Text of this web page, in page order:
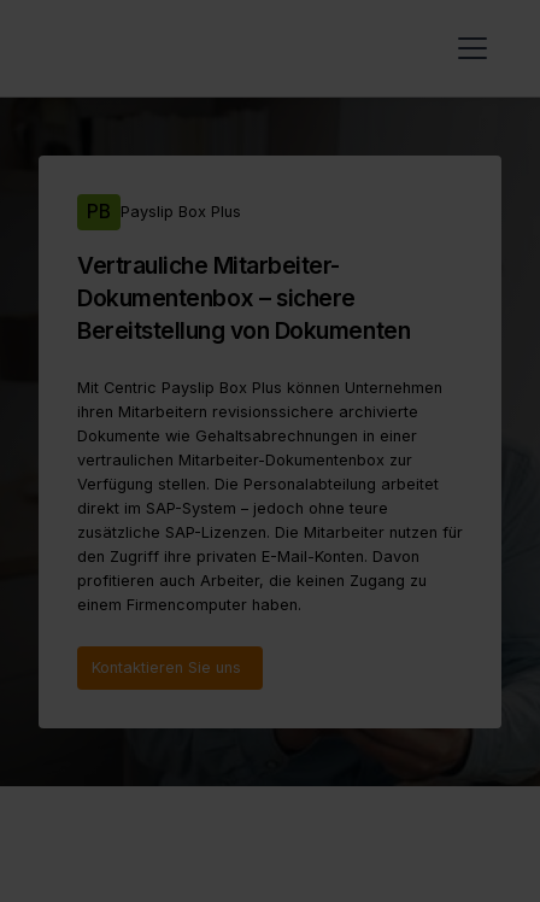
PB Payslip Box Plus
Vertrauliche Mitarbeiter-
Dokumentenbox – sichere
Bereitstellung von Dokumenten
Mit Centric Payslip Box Plus können Unternehmen
ihren Mitarbeitern revisionssichere archivierte
Dokumente wie Gehaltsabrechnungen in einer
vertraulichen Mitarbeiter-Dokumentenbox zur
Verfügung stellen. Die Personalabteilung arbeitet
direkt im SAP-System – jedoch ohne teure
zusätzliche SAP-Lizenzen. Die Mitarbeiter nutzen für
den Zugriff ihre privaten E-Mail-Konten. Davon
profitieren auch Arbeiter, die keinen Zugang zu
einem Firmencomputer haben.
Kontaktieren Sie uns